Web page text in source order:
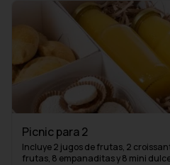
Picnic para 2
Incluye 2 jugos de frutas, 2
frutas, 8 empanaditas y 8 mini